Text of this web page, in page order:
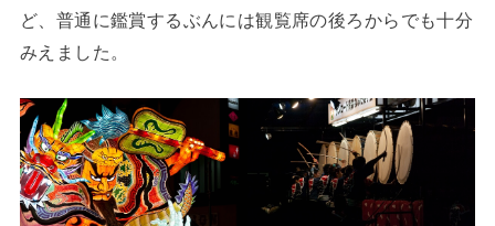
ど、普通に鑑賞するぶんには観覧席の後ろからでも十分
みえました。